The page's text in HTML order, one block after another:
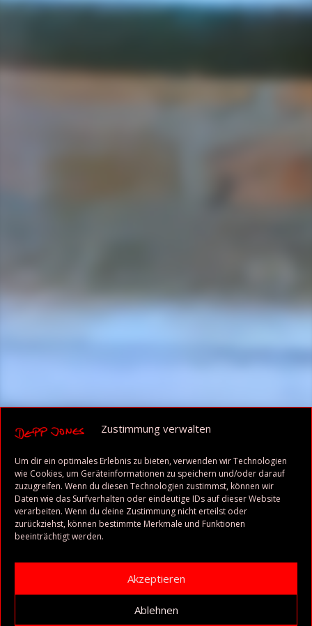
Zustimmung verwalten
Um dir ein optimales Erlebnis zu bieten, verwenden wir Technologien
wie Cookies, um Geräteinformationen zu speichern und/oder darauf
zuzugreifen. Wenn du diesen Technologien zustimmst, können wir
Daten wie das Surfverhalten oder eindeutige IDs auf dieser Website
verarbeiten. Wenn du deine Zustimmung nicht erteilst oder
zurückziehst, können bestimmte Merkmale und Funktionen
beeinträchtigt werden.
Akzeptieren
Ablehnen